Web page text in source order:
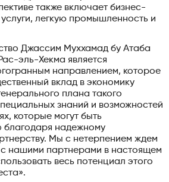
также включает бизнес-
легкую промышленность и
Джассим Муххамад бу Атаба
эль-Хекма является
направлением, которое
вклад в экономику
плана такого
знаний и возможностей
которые могут быть
благодаря надежному
Мы с нетерпением ждем
нашими партнерами в настоящем
весь потенциал этого